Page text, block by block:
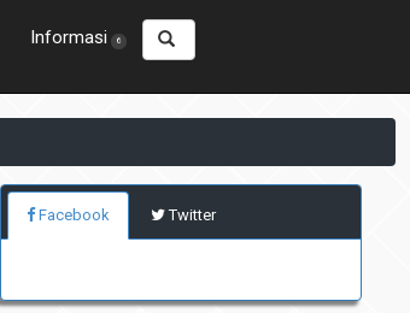
Informasi 6
Facebook Twitter